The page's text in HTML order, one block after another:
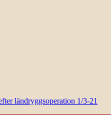
ländryggsoperation 1/3-21